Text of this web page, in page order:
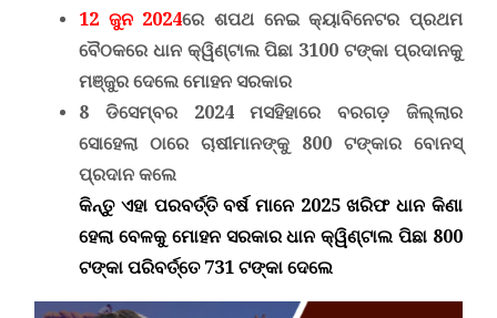
12 ଜୁନ 2024ରେ ଶପଥ ନେଇ କ୍ୟାବିନେଟର ପ୍ରଥମ
ବୈଠକରେ ଧାନ କ୍ୱିଣ୍ଟାଲ ପିଛା 3100 ଟଙ୍କା ପ୍ରଦାନକୁ
ମଞ୍ଜୁରଦେଲେ ମୋହନ ସରକାର
8ଡିସେମ୍ବର 2024ମସହିହାରେ ବରଗଡ଼ ଜିଲ୍ଲାର
ସୋହେଲା ଠାରେ ଚାଷୀମାନଙ୍କୁ 800 ଟଙ୍କାର ବୋନସ୍
ପ୍ରଦାନ କଲେ
କିନ୍ତୁ ଏହା ପରବର୍ତ୍ତି ବର୍ଷ ମାନେ 2025 ଖରିଫ ଧାନ କିଣା
ହେଲା ବେଳକୁ ମୋହନ ସରକାର ଧାନକ୍ୱିଣ୍ଟାଲ ପିଛା 800
ଟଙ୍କା ପରିବର୍ତ୍ତେ 731 ଟଙ୍କା ଦେଲେ